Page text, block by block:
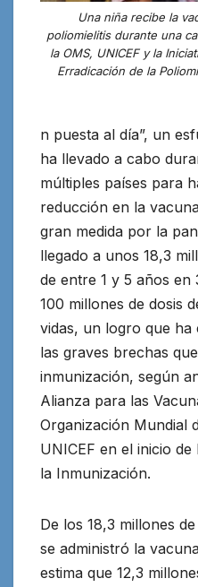
Una niña recibe la
poliomielitis durante una
la OMS, UNICEF y la
Erradicación de la
n puesta al día”, un
ha llevado a cabo
múltiples países para
reducción en la
gran medida por la
llegado a unos 18,3
de entre 1 y 5 años en
100 millones de dosis
vidas, un logro que
las graves brechas
inmunización, según
Alianza para las
Organización Mundial
UNICEF en el inicio
la Inmunización.
De los 18,3 millones
se administró la
estima que 12,3